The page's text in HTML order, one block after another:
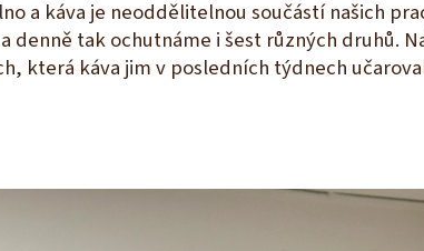
a káva je neoddělitelnou součástí našich
denně tak ochutnáme i šest různých druhů.
která káva jim v posledních týdnech